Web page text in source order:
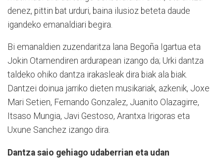
denez, pittin bat urduri, baina ilusioz beteta daude
igandeko emanaldiari begira.
Bi emanaldien zuzendaritza lana Begoña Igartua eta
Jokin Otamendiren ardurapean izango da; Urki dantza
taldeko ohiko dantza irakasleak dira biak ala biak.
Dantzei doinua jarriko dieten musikariak, azkenik, Joxe
Mari Setien, Fernando Gonzalez, Juanito Olazagirre,
Itsaso Mungia, Javi Gestoso, Arantxa Irigoras eta
Uxune Sanchez izango dira.
Dantza saio gehiago udaberrian eta udan